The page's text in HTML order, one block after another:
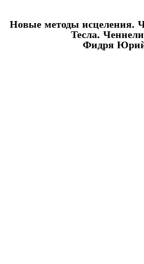
Новые методы исцеления.
Тесла.
Фидря